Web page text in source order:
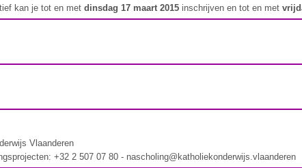
kan je tot en metdinsdag 17 maart 2015 inschrijven en tot en met
Vlaanderen
+32 2 507 07 80 - nascholing@katholiekonderwijs.vlaanderen